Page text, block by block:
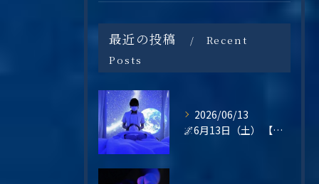
最近の投稿
Recent
Posts
2026/06/13
🌌6月13日（土） 【梅雨の不調・不眠・眼精疲労に。星空の癒し空間で心と頭をリセットしませんか？】